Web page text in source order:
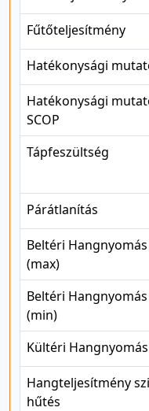
Fűtőteljesítmény
Hatékonysági
Hatékonysági
SCOP
Tápfeszültség
Párátlanítás
Beltéri
(max)
Beltéri
(min)
Kültéri
Hangteljesítmény
hűtés